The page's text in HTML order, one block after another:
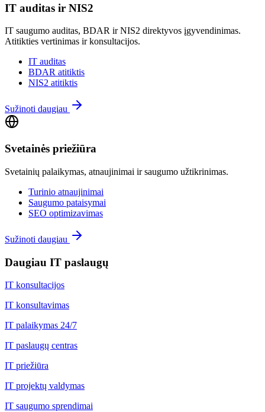
IT auditas ir NIS2
IT saugumo auditas, BDAR ir NIS2 direktyvos įgyvendinimas.
Atitikties vertinimas ir konsultacijos.
IT auditas
BDAR atitiktis
NIS2 atitiktis
Sužinoti daugiau
Svetainės priežiūra
Svetainių palaikymas, atnaujinimai ir saugumo užtikrinimas.
Turinio atnaujinimai
Saugumo pataisymai
SEO optimizavimas
Sužinoti daugiau
Daugiau IT paslaugų
IT konsultacijos
IT konsultavimas
IT palaikymas 24/7
IT paslaugų centras
IT priežiūra
IT projektų valdymas
IT saugumo sprendimai